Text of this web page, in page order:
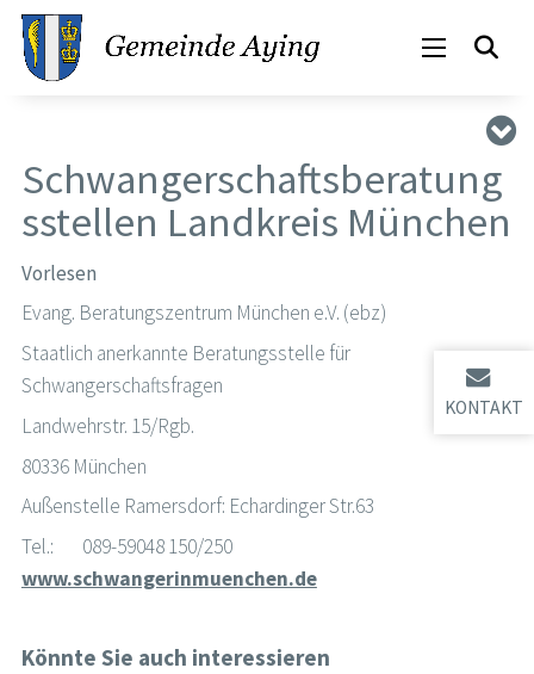
KONTAKT
Schwangerschaftsberatung
sstellen Landkreis München
Vorlesen
Evang. Beratungszentrum München e.V. (ebz)
Staatlich anerkannte Beratungsstelle für
Schwangerschaftsfragen
Landwehrstr. 15/Rgb.
80336 München
Außenstelle Ramersdorf: Echardinger Str.63
Tel.: 089-59048 150/250
www.schwangerinmuenchen.de
Könnte Sie auch interessieren